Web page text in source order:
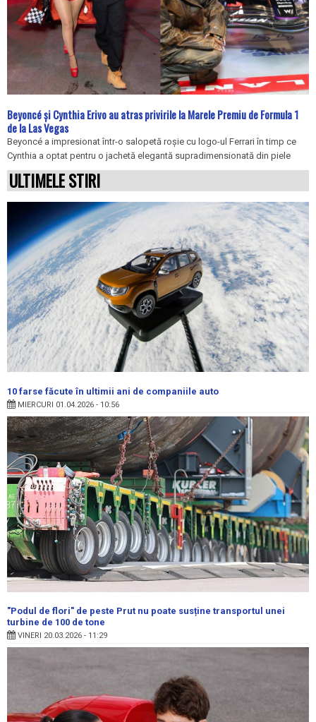
Beyoncé și Cynthia Erivo au atras privirile la Marele Premiu de Formula 1
de la Las Vegas
Beyoncé a impresionat într-o salopetă roșie cu logo-ul Ferrari în timp ce
Cynthia a optat pentru o jachetă elegantă supradimensionată din piele
ULTIMELE STIRI
10 farse făcute în ultimii ani de companiile auto
MIERCURI 01.04.2026 - 10:56
"Podul de flori" de peste Prut nu poate susține transportul unei
turbine de 100 de tone
VINERI 20.03.2026 - 11:29